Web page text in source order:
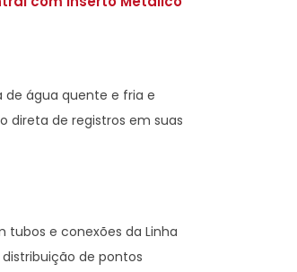
de água quente e fria e
direta de registros em suas
tubos e conexões da Linha
distribuição de pontos